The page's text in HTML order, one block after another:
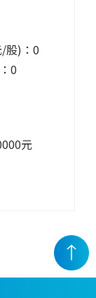
股)：0
0
元